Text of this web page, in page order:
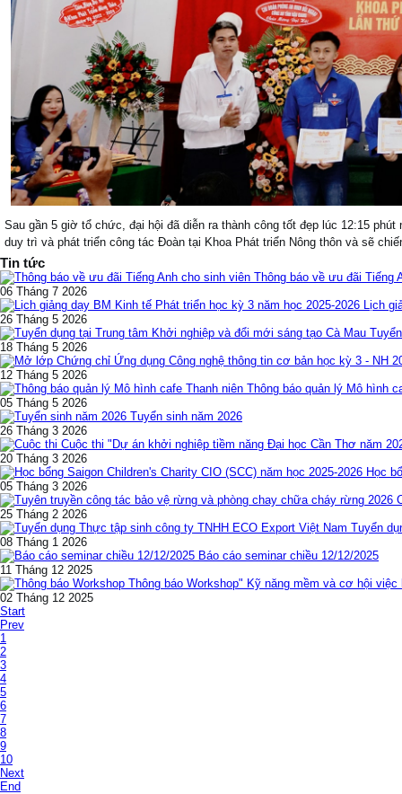
Sau gần 5 giờ tổ chức, đại hội đã diễn ra thành công tốt đẹp lúc 12:15
duy trì và phát triển công tác Đoàn tại Khoa Phát triển Nông thôn và sẽ
Tin tức
Thông báo về ưu đãi Tiếng
06 Tháng 7 2026
Lịch
26 Tháng 5 2026
18 Tháng 5 2026
12 Tháng 5 2026
Thông báo quản lý Mô hình
05 Tháng 5 2026
Tuyển sinh năm 2026
26 Tháng 3 2026
Cuộc thi "Dự án khởi nghiệp tiềm năng Đại học Cần Thơ năm
20 Tháng 3 2026
Học
05 Tháng 3 2026
25 Tháng 2 2026
Tuyển
08 Tháng 1 2026
Báo cáo seminar chiều 12/12/2025
11 Tháng 12 2025
Thông báo Workshop" Kỹ năng mềm và cơ hội việc
02 Tháng 12 2025
Start
Prev
1
2
3
4
5
6
7
8
9
10
Next
End